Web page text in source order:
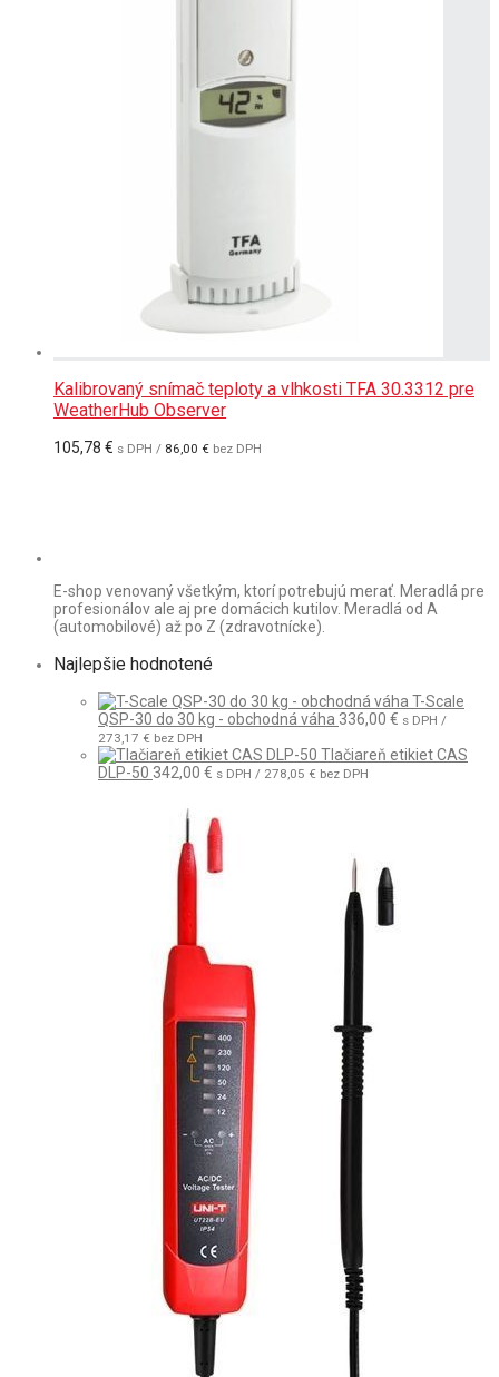
Kalibrovaný snímač teploty a vlhkosti TFA 30.3312 pre
WeatherHub Observer
105,78 € s DPH / 86,00 € bez DPH
E-shop venovaný všetkým, ktorí potrebujú merať. Meradlá pre
profesionálov ale aj pre domácich kutilov. Meradlá od A
(automobilové) až po Z (zdravotnícke).
Najlepšie hodnotené
T-Scale
QSP-30 do 30 kg - obchodná váha 336,00 € s DPH /
273,17 € bez DPH
Tlačiareň etikiet CAS
DLP-50 342,00 € s DPH / 278,05 € bez DPH